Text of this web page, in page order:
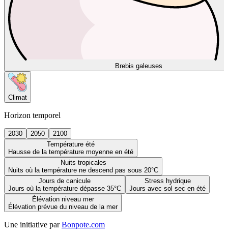
Brebis galeuses
Climat
Horizon temporel
2030 2050
2100
Température été
Hausse de la température moyenne en été
Nuits tropicales
Nuits où la température ne descend pas sous 20°C
Jours de canicule
Jours où la température dépasse 35°C
Stress hydrique
Jours avec sol sec en été
Élévation niveau mer
Élévation prévue du niveau de la mer
Une initiative par Bonpote.com